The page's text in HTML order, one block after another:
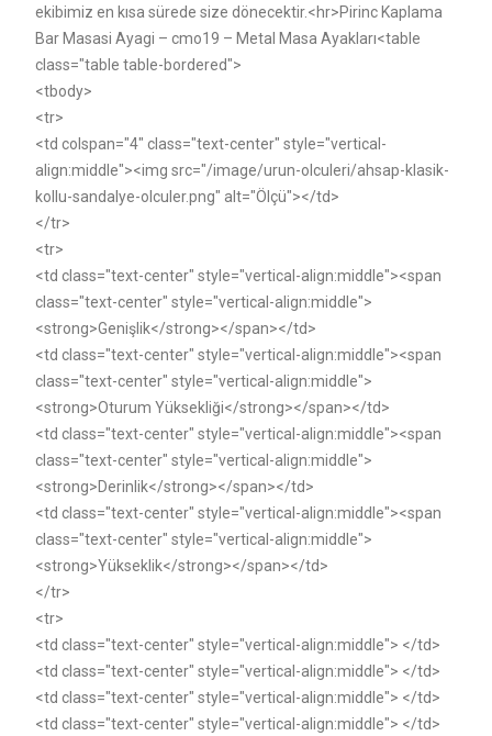
ekibimiz en kısa sürede size dönecektir.<hr>Pirinc Kaplama
Bar Masasi Ayagi – cmo19 – Metal Masa Ayakları<table
class="table table-bordered">
<tbody>
<tr>
<td colspan="4" class="text-center" style="vertical-
align:middle"><img src="/image/urun-olculeri/ahsap-klasik-
kollu-sandalye-olculer.png" alt="Ölçü"></td>
</tr>
<tr>
<td class="text-center" style="vertical-align:middle"><span
class="text-center" style="vertical-align:middle">
<strong>Genişlik</strong></span></td>
<td class="text-center" style="vertical-align:middle"><span
class="text-center" style="vertical-align:middle">
<strong>Oturum Yüksekliği</strong></span></td>
<td class="text-center" style="vertical-align:middle"><span
class="text-center" style="vertical-align:middle">
<strong>Derinlik</strong></span></td>
<td class="text-center" style="vertical-align:middle"><span
class="text-center" style="vertical-align:middle">
<strong>Yükseklik</strong></span></td>
</tr>
<tr>
<td class="text-center" style="vertical-align:middle"> </td>
<td class="text-center" style="vertical-align:middle"> </td>
<td class="text-center" style="vertical-align:middle"> </td>
<td class="text-center" style="vertical-align:middle"> </td>